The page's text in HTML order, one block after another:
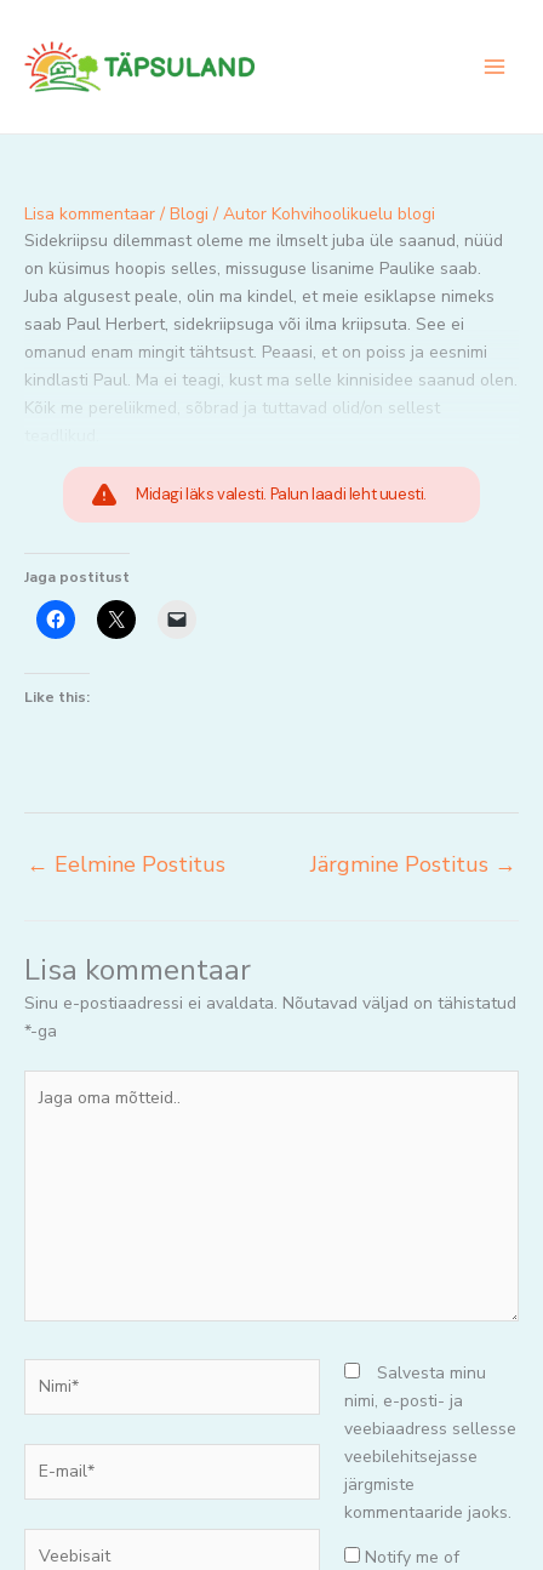
content
Lisa kommentaar / Blogi / Autor Kohvihoolikuelu blogi
Sidekriipsu dilemmast oleme me ilmselt juba üle saanud, nüüd
on küsimus hoopis selles, missuguse lisanime Paulike saab.
Juba algusest peale, olin ma kindel, et meie esiklapse nimeks
saab Paul Herbert, sidekriipsuga või ilma kriipsuta. See ei
omanud enam mingit tähtsust. Peaasi, et on poiss ja eesnimi
kindlasti Paul. Ma ei teagi, kust ma selle kinnisidee saanud olen.
Kõik me pereliikmed, sõbrad ja tuttavad olid/on sellest
Midagi läks valesti. Palun laadi leht uuesti.
Jaga postitust
Like this:
← Eelmine Postitus Järgmine Postitus →
Lisa kommentaar
Sinu e-postiaadressi ei avaldata. Nõutavad väljad on tähistatud
*-ga
oma
mail*
Salvesta minu
nimi, e-posti- ja
veebiaadress sellesse
veebilehitsejasse
järgmiste
kommentaaride jaoks.
Notify me of